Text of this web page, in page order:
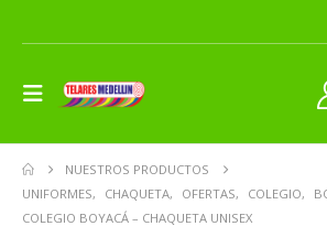
NUESTROS PRODUCTOS
UNIFORMES, CHAQUETA, OFERTAS, COLEGIO,
COLEGIO BOYACÁ – CHAQUETA UNISEX